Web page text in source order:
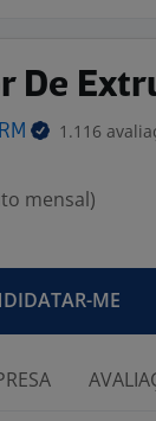
De
1.116
mensal)
ME